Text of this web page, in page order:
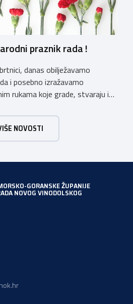
praznik rada !
danas obilježavamo
i posebno izražavamo
rukama koje grade, stvaraju i
s ponosom podržava i
svojih obrtnika, koji doprinose
čine temelj našeg gospodarstva.
NOVOSTI
GORANSKE ŽUPANIJE
NOVOG VINODOLSKOG